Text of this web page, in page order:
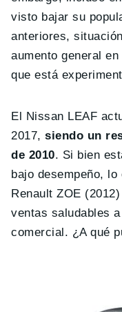
visto bajar su
anteriores,
aumento general
que está
El Nissan LEAF
2017,siendo un
de 2010. Si bien
bajo desempeño,
Renault ZOE
ventas saludables
comercial. ¿A qué